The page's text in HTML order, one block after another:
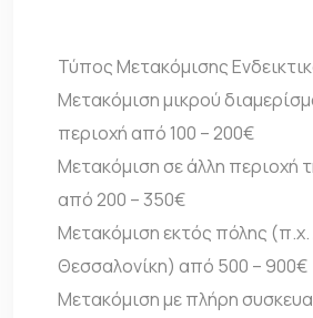
Τύπος Μετακόμισης
Μετακόμιση μικρού
περιοχή από 100 – 200€
Μετακόμιση σε άλλη περιοχή
από 200 – 350€
Μετακόμιση εκτός πόλης
Θεσσαλονίκη) από 500 – 900€
Μετακόμιση με πλήρη